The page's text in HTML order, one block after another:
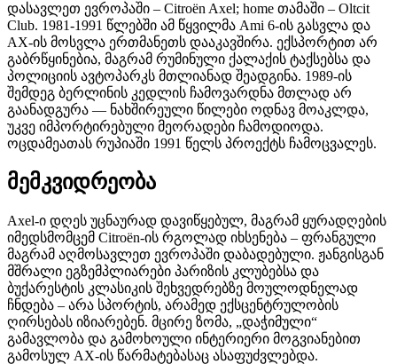
დასავლეთ ევროპაში – Citroën Axel; home თამაში – Oltcit
Club. 1981-1991 წლებში ამ წყვილმა Ami 6-ის გასვლა და
AX-ის მოსვლა ერთმანეთს დააკავშირა. ექსპორტით არ
გაბრწყინებია, მაგრამ რუმინული ქალაქის ტაქსებსა და
პოლიციის ავტოპარკს მთლიანად შეადგინა. 1989-ის
შემდეგ ბერლინის კედლის ჩამოვარდნა მთლად არ
გაანადგურა — ნახშირეული წილები ოდნავ მოაკლდა,
უკვე იმპორტირებული მეორადები ჩამოდიოდა.
ოცდამეათას რუპიაში 1991 წელს პროექტს ჩამოცვალეს.
მემკვიდრეობა
Axel-ი დღეს უცნაურად დავიწყებულ, მაგრამ ყურადღების
იმედსმომცემ Citroën-ის რგოლად იხსენება – ფრანგული
მაგრამ აღმოსავლეთ ევროპაში დაბადებული. ჟანგისგან
მშრალი ეგზემპლიარები პარიზის კლუბებსა და
ბუქარესტის კლასიკის შეხვედრებზე მოულოდნელად
ჩნდება – არა სპორტის, არამედ ექსცენტრულობის
ღირსებას იზიარებენ. მცირე ზომა, „დაჭიმული“
გამავლობა და გამოხოული ინტერიერი მოგვიანებით
გამოსულ AX-ის წარმატებასაც ასაფუძვლებდა.